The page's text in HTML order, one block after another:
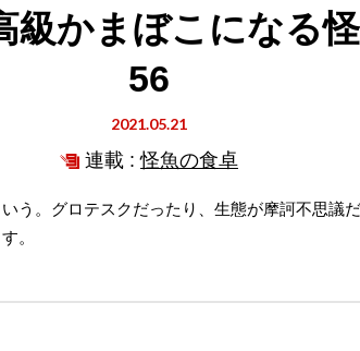
級かまぼこになる
56
2021.05.21
連載 :怪魚の食卓
う。グロテスクだったり、生態が摩訶不思議
。